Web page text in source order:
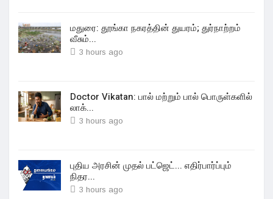
மதுரை: தூங்கா நகரத்தின் துயரம்; துர்நாற்றம்
வீசும்...
3 hours ago
Doctor Vikatan: பால் மற்றும் பால் பொருள்களில்
லாக்...
3 hours ago
புதிய அரசின் முதல் பட்ஜெட்... எதிர்பார்ப்பும்
நிதர...
3 hours ago